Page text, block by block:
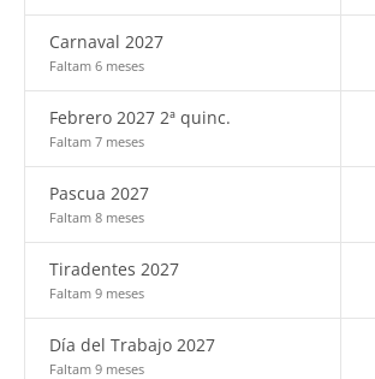
Carnaval 2027
Faltam 6 meses
Febrero 2027 2ª quinc.
Faltam 7 meses
Pascua 2027
Faltam 8 meses
Tiradentes 2027
Faltam 9 meses
Día del Trabajo 2027
Faltam 9 meses